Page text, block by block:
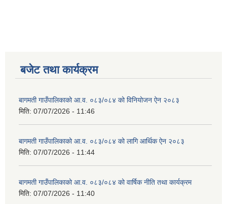
बजेट तथा कार्यक्रम
बागमती गाउँपालिकाको आ.व. ०८३/०८४ को विनियोजन ऐन २०८३
मिति: 07/07/2026 - 11:46
बागमती गाउँपालिकाको आ.व. ०८३/०८४ को लागि आर्थिक ऐन २०८३
मिति: 07/07/2026 - 11:44
बागमती गाउँपालिकाको आ.व. ०८३/०८४ को वार्षिक नीति तथा कार्यक्रम
मिति: 07/07/2026 - 11:40